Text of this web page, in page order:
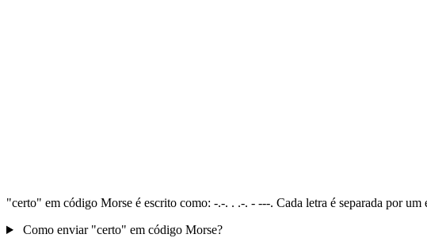
"certo" em código Morse é escrito como: -.-. . .-. - ---. Cada letra é separada por
Como enviar "certo" em código Morse?